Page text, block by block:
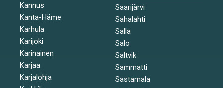
Kannus
Kanta-Häme
Karhula
Karijoki
Karinainen
Karjaa
Karjalohja
Saarijärvi
Sahalahti
Salla
Salo
Saltvik
Sammatti
Sastamala